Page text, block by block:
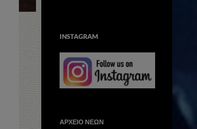
INSTAGRAM
ΑΡΧΕΙΟ ΝΕΩΝ